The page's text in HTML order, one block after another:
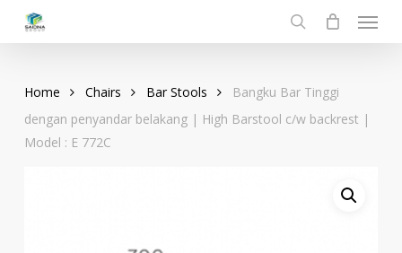
search
Menu
Home Chairs Bar Stools
Bangku Bar Tinggi
dengan penyandar belakang | High Barstool c/w backrest |
Model : E 772C